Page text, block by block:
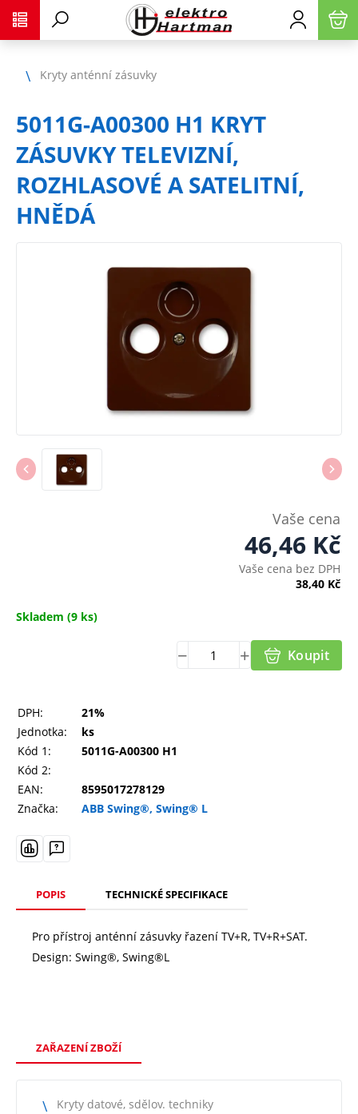
Kryty anténní zásuvky
5011G-A00300 H1 KRYT
ZÁSUVKY TELEVIZNÍ,
ROZHLASOVÉ A SATELITNÍ,
HNĚDÁ
Vaše cena
46,46 Kč
Vaše cena bez DPH
38,40 Kč
Skladem (9 ks)
Koupit
DPH:
21%
Jednotka:
ks
Kód 1:
5011G-A00300 H1
Kód 2:
EAN:
8595017278129
Značka:
ABB Swing®, Swing® L
POPIS TECHNICKÉ SPECIFIKACE
Pro přístroj anténní zásuvky řazení TV+R, TV+R+SAT.
Design: Swing®, Swing®L
ZAŘAZENÍ ZBOŽÍ
Kryty datové, sdělov. techniky